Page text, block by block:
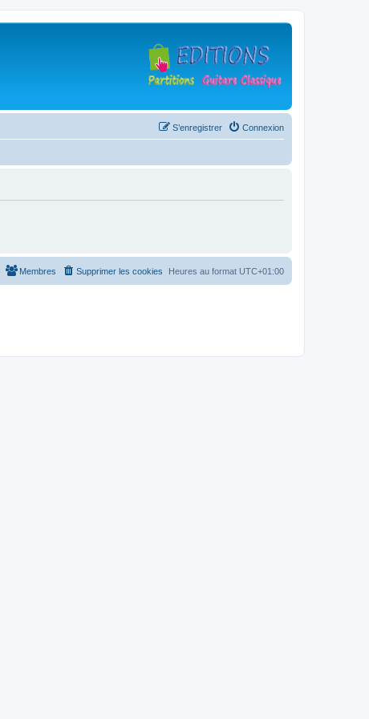
Connexion
S’enregistrer
Heures au format UTC+01:00
Supprimer les cookies
Membres